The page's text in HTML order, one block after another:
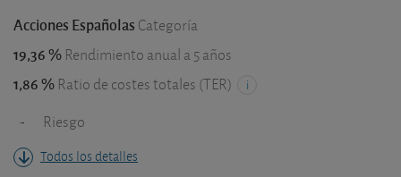
Acciones Españolas Categoría
19,36 % Rendimiento anual a 5 años
1,86 % Ratio de costes totales (TER)
- Riesgo
Todos los detalles